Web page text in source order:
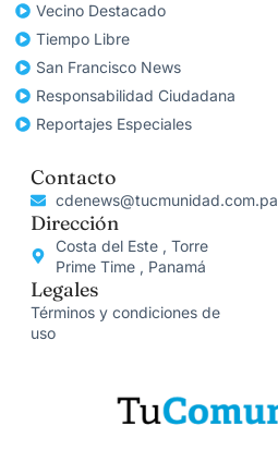
Vecino Destacado
Tiempo Libre
San Francisco News
Responsabilidad Ciudadana
Reportajes Especiales
Contacto
cdenews@tucmunidad.com.pa
Dirección
Costa del Este , Torre
Prime Time , Panamá
Legales
Términos y condiciones de
uso